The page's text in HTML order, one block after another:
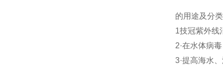
的用途及分类
1技冠紫外线
2·在水体病
3·提高海水